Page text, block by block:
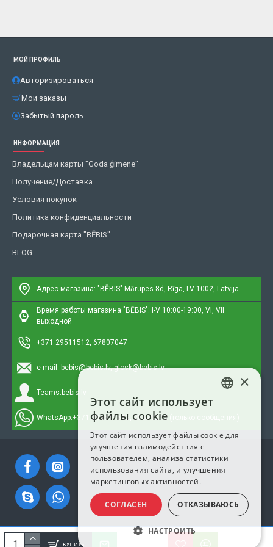
КУПИТЬ
МОЙ ПРОФИЛЬ
Авторизироваться
Мои заказы
Забытый пароль
ИНФОРМАЦИЯ
Владельцам карты "Goda ģimene"
Получение/Доставка
Условия покупок
Политика конфиденциальности
Подарочная карта "BĒBIS"
BLOG
Адрес магазина: "BĒBIS" Mārupes 8d, Rīga, LV-1002, Latvija
Время работы магазина "BĒBIS": I-V 10:00-19:00, VI, VII
выходной
+371 29511512, 67807047
e-mail: bebis@bebis.lv, glosk@bebis.lv
Teams: bebis.lv
WhatsApp:+371 295511512, 20579272 (только сообщения)
Copyright © 2023, Bebis.lv, Все права защищены
×
Этот сайт использует
файлы cookie
Этот сайт использует файлы cookie для
улучшения взаимодействия с
пользователем, анализа статистики
использования сайта, и улучшения
маркетинговых активностей.
СОГЛАСЕН ОТКАЗЫВАЮСЬ
НАСТРОИТЬ